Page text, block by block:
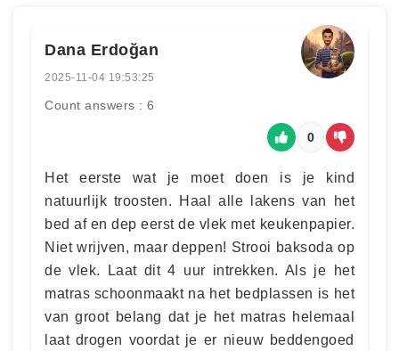
Dana Erdoğan
2025-11-04 19:53:25
Count answers : 6
0
Het eerste wat je moet doen is je kind
natuurlijk troosten. Haal alle lakens van het
bed af en dep eerst de vlek met keukenpapier.
Niet wrijven, maar deppen! Strooi baksoda op
de vlek. Laat dit 4 uur intrekken. Als je het
matras schoonmaakt na het bedplassen is het
van groot belang dat je het matras helemaal
laat drogen voordat je er nieuw beddengoed